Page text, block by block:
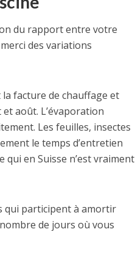
du rapport entre votre
des variations
facture de chauffage et
août. L’évaporation
Les feuilles, insectes
le temps d’entretien
en Suisse n’est vraiment
qui participent à amortir
de jours où vous